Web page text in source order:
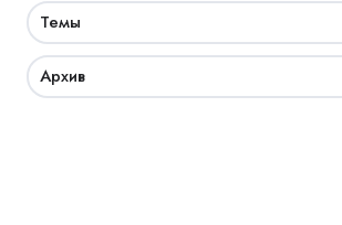
Темы
Архив